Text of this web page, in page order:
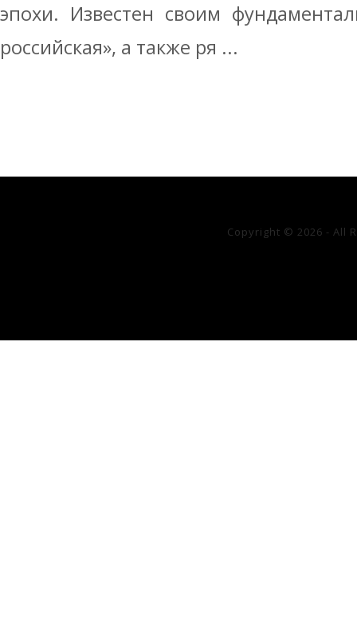
эпохи. Известен своим
российская», а также ря ...
Copyright © 2026 - All